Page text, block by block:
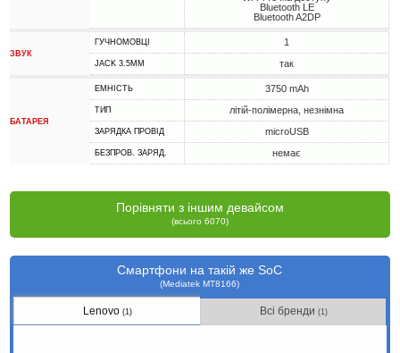
Bluetooth LE
Bluetooth A2DP
ЗВУК
ГУЧНОМОВЦІ 1
JACK 3.5MM так
БАТАРЕЯ
ЕМНІСТЬ 3750 mAh
ТИП літій-полімерна, незнімна
ЗАРЯДКА ПРОВІД microUSB
БЕЗПРОВ. ЗАРЯД. немає
Порівняти з іншим девайсом
(всього 6070)
Смартфони на такій же SoC
(Mediatek MT8166)
Lenovo (1) Всі бренди (1)